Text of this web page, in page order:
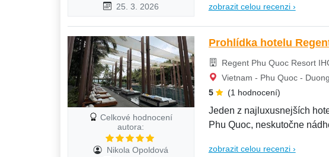
25. 3. 2026
zobrazit celou recenzi ›
Celkové hodnocení
autora:
Nikola Opoldová
Prohlídka hotelu
Regent Phu Quoc Resort
Vietnam - Phu Quoc -
5
(1 hodnocení)
Jeden z najluxusnejších
Phu Quoc, neskutočne
zobrazit celou recenzi ›